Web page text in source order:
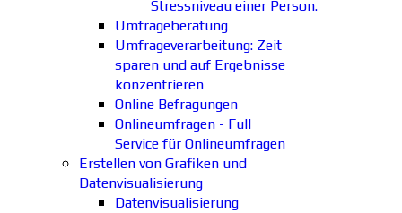
Stressniveau einer Person.
Umfrageberatung
Umfrageverarbeitung: Zeit
sparen und auf Ergebnisse
konzentrieren
Online Befragungen
Onlineumfragen - Full
Service für Onlineumfragen
Erstellen von Grafiken und
Datenvisualisierung
Datenvisualisierung